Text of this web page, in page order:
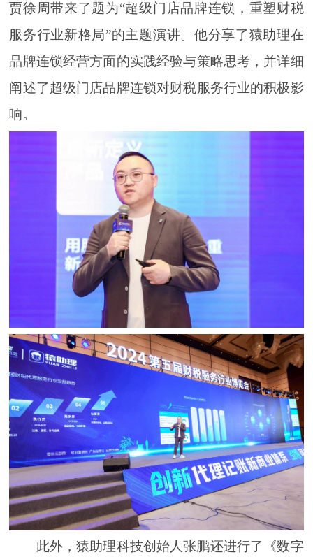
贾徐周带来了题为“超级门店品牌连锁，重塑财税
服务行业新格局”的主题演讲。他分享了猿助理在
品牌连锁经营方面的实践经验与策略思考，并详细
阐述了超级门店品牌连锁对财税服务行业的积极影
响。
此外，猿助理科技创始人张鹏还进行了《数字